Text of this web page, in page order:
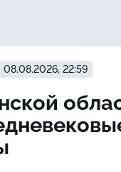
08.08.2026, 22:59